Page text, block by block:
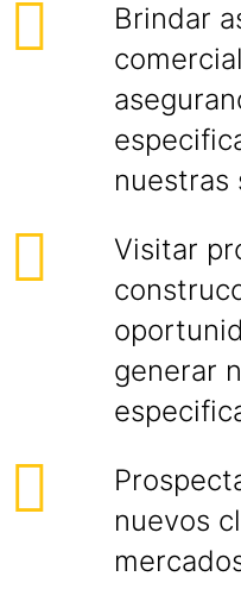
Brindar
nuestras
Visitar
generar
nuevos